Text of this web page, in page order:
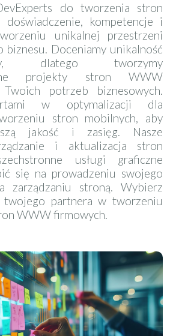
do tworzenia stron
kompetencje i
unikalnej przestrzeni
biznesu. Doceniamy unikalność
dlatego tworzymy
projekty stron WWW
potrzeb biznesowych.
w optymalizacji dla
stron mobilnych, aby
jakość i zasięg. Nasze
i aktualizacja stron
usługi graficzne
się na prowadzeniu swojego
zarządzaniu stroną. Wybierz
twojego partnera w tworzeniu
WWW firmowych.